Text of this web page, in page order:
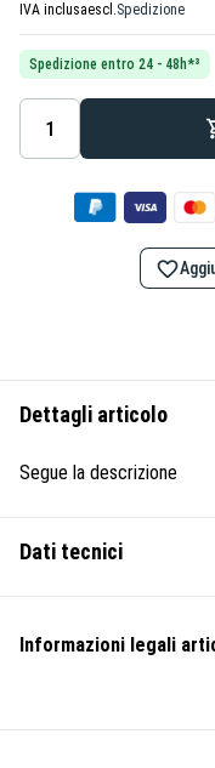
IVA inclusaescl.Spedizione
Spedizione entro 24 - 48h*³
Dettagli articolo
Segue la descrizione
Dati tecnici
Informazioni legali